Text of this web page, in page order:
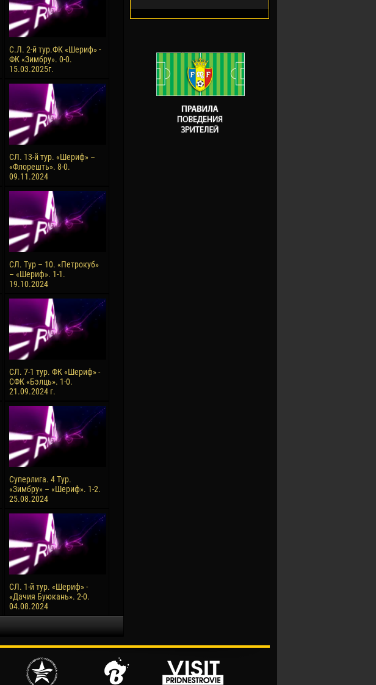
С.Л. 2-й тур.ФК «Шериф» -
ФК «Зимбру». 0-0.
15.03.2025г.
СЛ. 13-й тур. «Шериф» –
«Флорешть». 8-0.
09.11.2024
СЛ. Тур – 10. «Петрокуб»
– «Шериф». 1-1.
19.10.2024
СЛ. 7-1 тур. ФК «Шериф» -
СФК «Бэлць». 1-0.
21.09.2024 г.
Суперлига. 4 Тур.
«Зимбру» – «Шериф». 1-2.
25.08.2024
СЛ. 1-й тур. «Шериф» -
«Дачия Буюкань». 2-0.
04.08.2024